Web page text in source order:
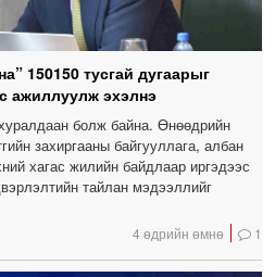
150150 тусгай дугаарыг
ажиллуулж эхэлнэ
болж байна. Өнөөдрийн
захиргааны байгууллага, албан
хагас жилийн байдлаар иргэдээс
тайлан мэдээллийг
4 өдрийн өмнө 1